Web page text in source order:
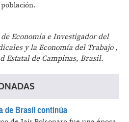
población.
Economía e Investigador del
y la Economía del Trabajo ,
Estatal de Campinas, Brasil.
de Brasil continúa